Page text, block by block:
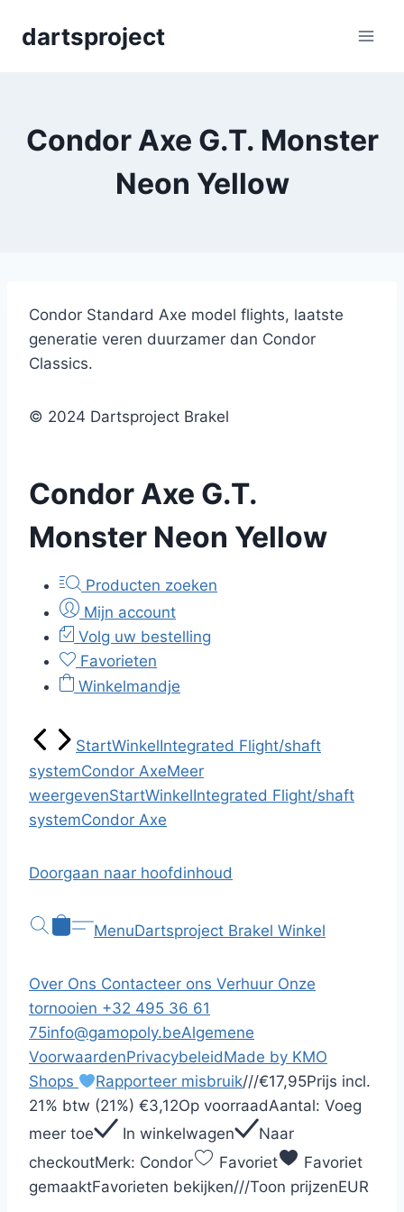
dartsproject
Condor Axe G.T. Monster
Neon Yellow
Condor Standard Axe model flights, laatste
generatie veren duurzamer dan Condor
Classics.
© 2024 Dartsproject Brakel
Condor Axe G.T.
Monster Neon Yellow
Producten zoeken
Mijn account
Volg uw bestelling
Favorieten
Winkelmandje
StartWinkelIntegrated Flight/shaft
systemCondor AxeMeer
weergevenStartWinkelIntegrated Flight/shaft
systemCondor Axe
Doorgaan naar hoofdinhoud
MenuDartsproject Brakel Winkel
Over Ons Contacteer ons Verhuur Onze
tornooien +32 495 36 61
75info@gamopoly.beAlgemene
VoorwaardenPrivacybeleidMade by KMO
Shops
Rapporteer misbruik///€17,95Prijs incl.
21% btw (21%) €3,12Op voorraadAantal: Voeg
meer toe
In winkelwagen
Naar
checkoutMerk: Condor Favoriet
Favoriet
gemaaktFavorieten bekijken///Toon prijzenEUR